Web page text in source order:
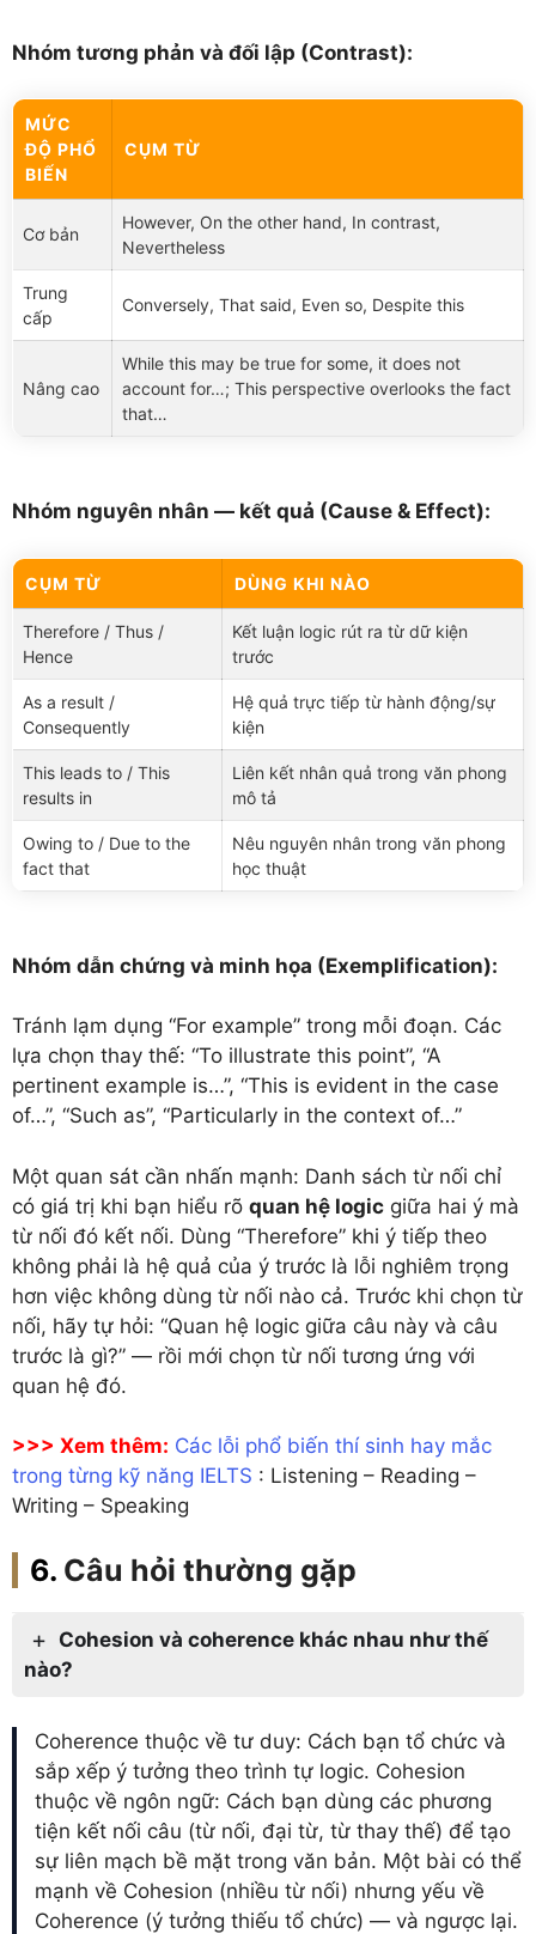
Nhóm tương phản và đối lập (Contrast):
MỨC
ĐỘ PHỔ
BIẾN
CỤM TỪ
Cơ bản
However, On the other hand, In contrast,
Nevertheless
Trung
cấp
Conversely, That said, Even so, Despite this
Nâng cao
While this may be true for some, it does not
account for…; This perspective overlooks the fact
that…
Nhóm nguyên nhân — kết quả (Cause & Effect):
CỤM TỪ DÙNG KHI NÀO
Therefore / Thus /
Hence
Kết luận logic rút ra từ dữ kiện
trước
As a result /
Consequently
Hệ quả trực tiếp từ hành động/sự
kiện
This leads to / This
results in
Liên kết nhân quả trong văn phong
mô tả
Owing to / Due to the
fact that
Nêu nguyên nhân trong văn phong
học thuật
Nhóm dẫn chứng và minh họa (Exemplification):
Tránh lạm dụng “For example” trong mỗi đoạn. Các
lựa chọn thay thế: “To illustrate this point”, “A
pertinent example is…”, “This is evident in the case
of…”, “Such as”, “Particularly in the context of…”
Một quan sát cần nhấn mạnh: Danh sách từ nối chỉ
có giá trị khi bạn hiểu rõ quan hệ logic giữa hai ý mà
từ nối đó kết nối. Dùng “Therefore” khi ý tiếp theo
không phải là hệ quả của ý trước là lỗi nghiêm trọng
hơn việc không dùng từ nối nào cả. Trước khi chọn từ
nối, hãy tự hỏi: “Quan hệ logic giữa câu này và câu
trước là gì?” — rồi mới chọn từ nối tương ứng với
quan hệ đó.
>>> Xem thêm: Các lỗi phổ biến thí sinh hay mắc
trong từng kỹ năng IELTS : Listening – Reading –
Writing – Speaking
Câu hỏi thường gặp
Cohesion và coherence khác nhau như thế
nào?
Coherence thuộc về tư duy: Cách bạn tổ chức và
sắp xếp ý tưởng theo trình tự logic. Cohesion
thuộc về ngôn ngữ: Cách bạn dùng các phương
tiện kết nối câu (từ nối, đại từ, từ thay thế) để tạo
sự liên mạch bề mặt trong văn bản. Một bài có thể
mạnh về Cohesion (nhiều từ nối) nhưng yếu về
Coherence (ý tưởng thiếu tổ chức) — và ngược lại.